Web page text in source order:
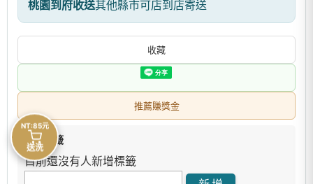
桃園到府收送其他縣市可店到店寄送
收藏
推薦賺獎金
商品標籤
目前還沒有人新增標籤
NT:85元
送洗